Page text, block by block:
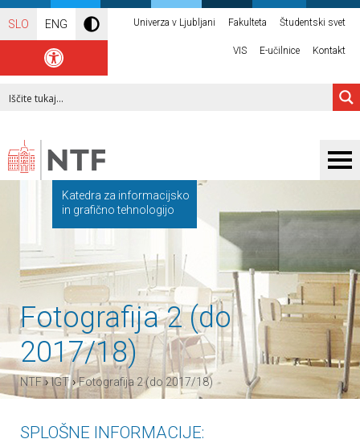
SLO ENG Univerza v Ljubljani Fakulteta Študentski svet
VIS E-učilnice Kontakt
Katedra za informacijsko
in grafično tehnologijo
Fotografija 2 (do
2017/18)
NTF›IGT›Fotografija 2 (do 2017/18)
SPLOŠNE INFORMACIJE: